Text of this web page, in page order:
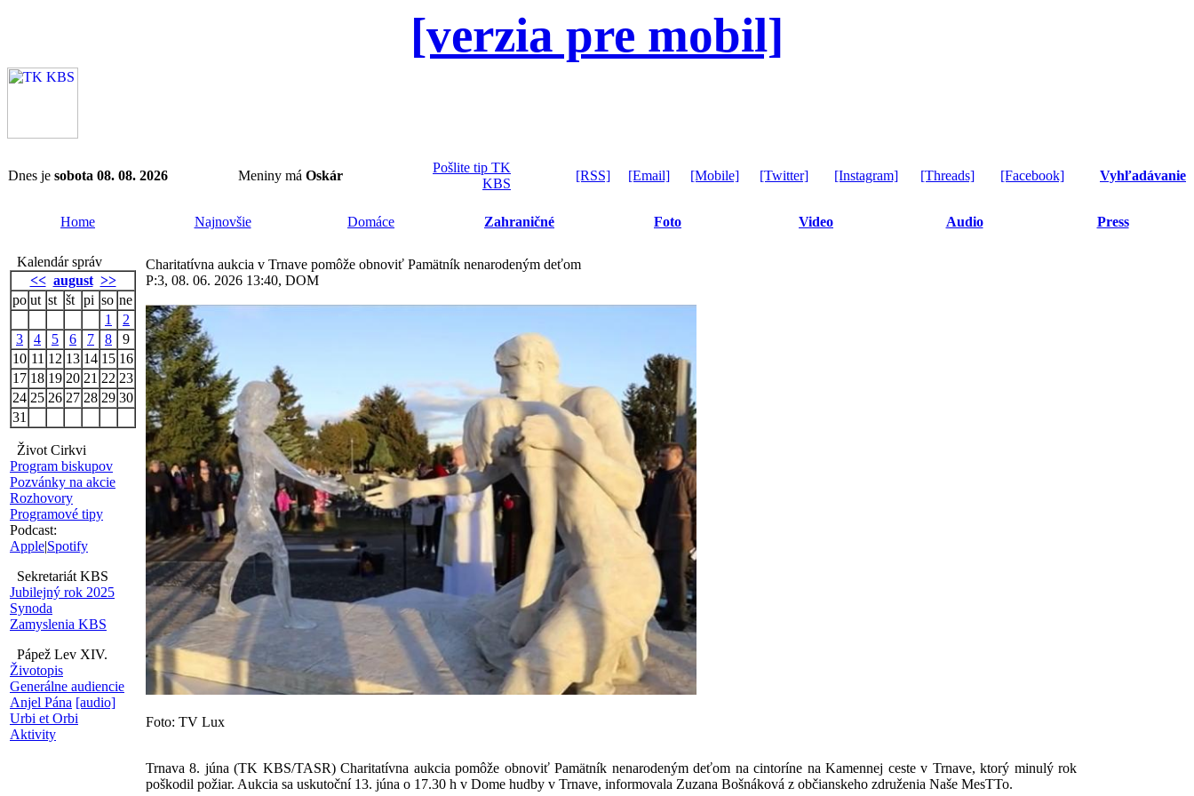
[verzia pre mobil]
Dnes je sobota 08. 08. 2026 Meniny má Oskár
Pošlite tip TK
KBS
[RSS] [Email] [Mobile] [Twitter] [Instagram] [Threads] [Facebook] Vyhľadávanie
Home Najnovšie Domáce Zahraničné Foto Video Audio Press
Kalendár správ
<< august >>
po ut st št pi so ne
1
2
3
4 5 6 7 8
9
10 11 12 13 14 15 16
17 18 19 20 21 22 23
24 25 26 27 28 29 30
31
Život Cirkvi
Program biskupov
Pozvánky na akcie
Rozhovory
Programové tipy
Podcast:
Apple|Spotify
Sekretariát KBS
Jubilejný rok 2025
Synoda
Zamyslenia KBS
Pápež Lev XIV.
Životopis
Generálne audiencie
Anjel Pána [audio]
Urbi et Orbi
Aktivity
Charitatívna aukcia v Trnave pomôže obnoviť Pamätník nenarodeným deťom
P:3, 08. 06. 2026 13:40, DOM
Foto: TV Lux
Trnava 8. júna (TK KBS/TASR) Charitatívna aukcia pomôže obnoviť Pamätník nenarodeným deťom na cintoríne na Kamennej ceste v Trnave, ktorý minulý rok
poškodil požiar. Aukcia sa uskutoční 13. júna o 17.30 h v Dome hudby v Trnave, informovala Zuzana Bošnáková z občianskeho združenia Naše MesTTo.